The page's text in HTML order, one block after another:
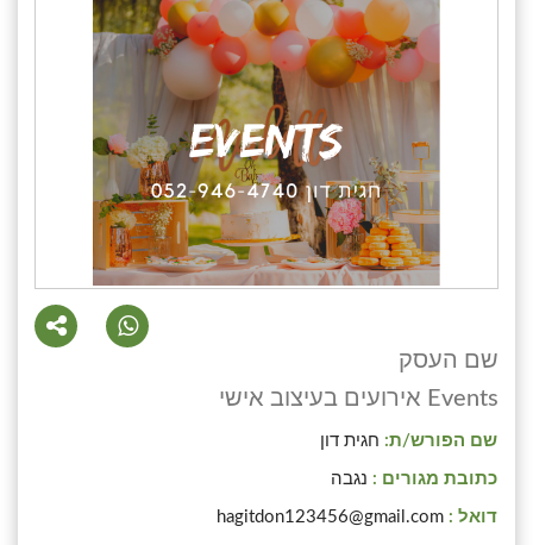
שם העסק
Events אירועים בעיצוב אישי
שם הפורש/ת: חגית דון
כתובת מגורים : נגבה
דואל : hagitdon123456@gmail.com